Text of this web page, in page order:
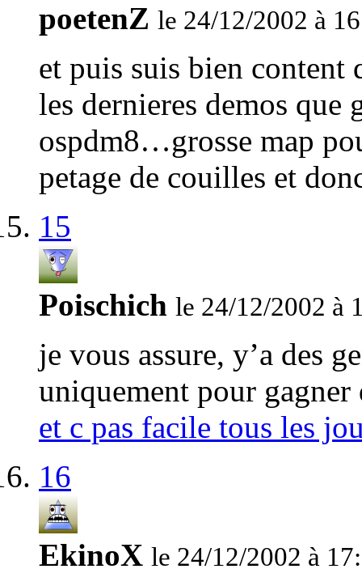
poetenZ le 24/12/2002 à
et puis suis bien content
les dernieres demos
ospdm8…grosse map
petage de couilles et
15
Poischich le 24/12/2002 à
je vous assure, y’a des
uniquement pour gagner
et c pas facile tous les
16
EkinoX le 24/12/2002 à